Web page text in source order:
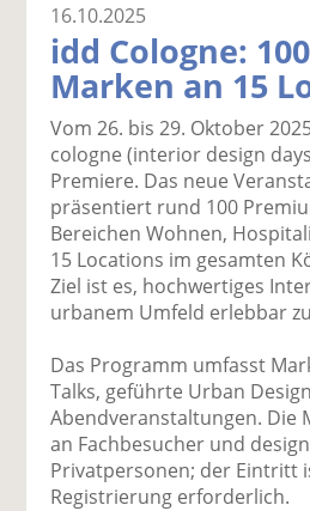
16.10.2025
idd Cologne: 100
Marken an 15
Vom 26. bis 29. Oktober
cologne (interior design
Premiere. Das neue
präsentiert rund 100
Bereichen Wohnen,
15 Locations im gesamten
Ziel ist es, hochwertiges
urbanem Umfeld erlebbar
Das Programm umfasst
Talks, geführte Urban
Abendveranstaltungen. Die
an Fachbesucher und
Privatpersonen; der Eintritt
Registrierung erforderlich.